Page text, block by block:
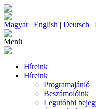
Magyar| English | Deutsch |
Menü
Híreink
Híreink
Programajánló
Beszámolóink
Legutóbbi